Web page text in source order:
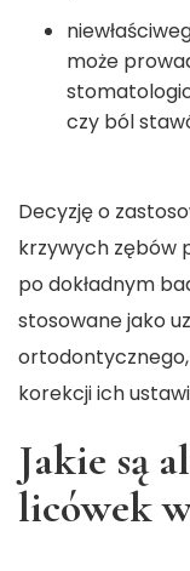
może
czy ból
Decyzję o
krzywych zębów
po dokładnym
stosowane jako
korekcji ich
Jakie są
licówek